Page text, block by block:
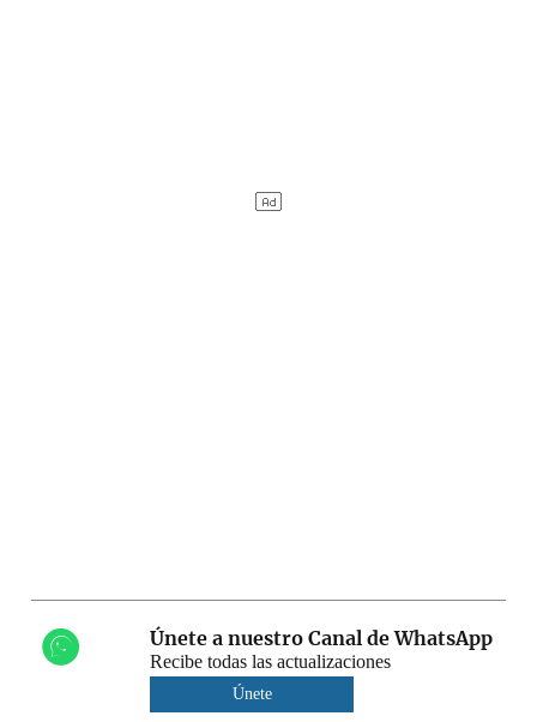
Únete a nuestro Canal de WhatsApp
Recibe todas las actualizaciones
Únete